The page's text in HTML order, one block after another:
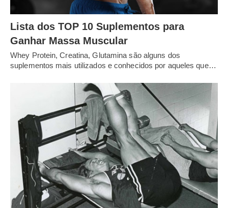
Lista dos TOP 10 Suplementos para
Ganhar Massa Muscular
Whey Protein, Creatina, Glutamina são alguns dos
suplementos mais utilizados e conhecidos por aqueles que…